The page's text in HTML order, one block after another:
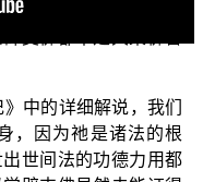
，其实没有法身德，
支佛都不是大乘佛菩
中的详细解说，我们
，因为祂是诸法的根
世间法的功德力用都